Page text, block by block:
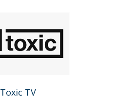
Toxic TV